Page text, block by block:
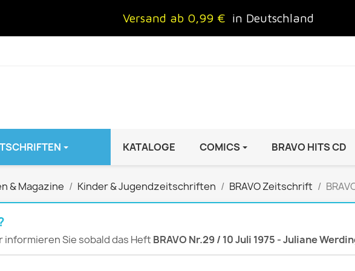
Versand ab 0,99 € in Deutschland
JUGEND / KIND
BRAVO GiRL!
BRAVO Zeitschrift
hey!
FRAUEN
Brigitte
freundin
InStyle
AUTO & MOTOR
ADAC Motorwelt
Autoprospekte &
Broschüren
KATALOGE COMICS BRAVO HITS CD
& Magazine Kinder & Jugendzeitschriften BRAVO Zeitschrift
informieren Sie sobald das Heft BRAVO Nr.29 / 10 Juli 1975 - Juliane